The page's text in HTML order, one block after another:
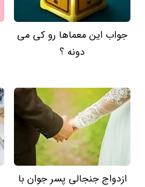
جواب این معماها رو کی می
دونه ؟
ازدواج جنجالی پسر جوان با